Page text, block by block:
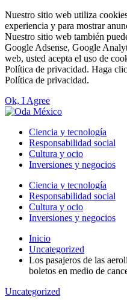
Nuestro sitio web utiliza
experiencia y para mostrar
Nuestro sitio web también
Google Adsense, Google
web, usted acepta el uso de
Política de privacidad. Haga
Política de privacidad.
Ok, I Agree
Ciencia y tecnología
Responsabilidad social
Cultura y ocio
Inversiones y negocios
Ciencia y tecnología
Responsabilidad social
Cultura y ocio
Inversiones y negocios
Inicio
Uncategorized
Los pasajeros de las
boletos en medio de
Uncategorized